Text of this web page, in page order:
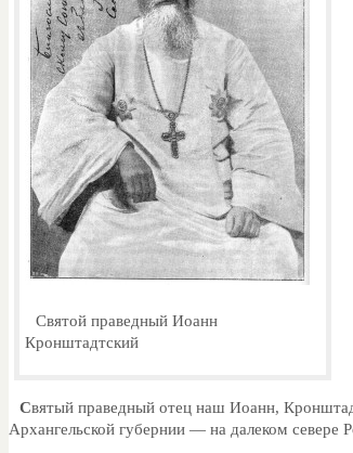
Святой праведный Иоанн
Кронштадтский
Святый праведный отец наш Иоанн,
Архангельской губернии — на далеком севере